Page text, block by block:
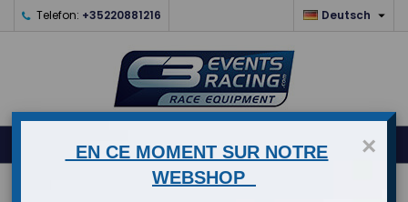
Telefon: +35220881216 Deutsch 
  ×
EN CE MOMENT SUR NOTRE
WEBSHOP